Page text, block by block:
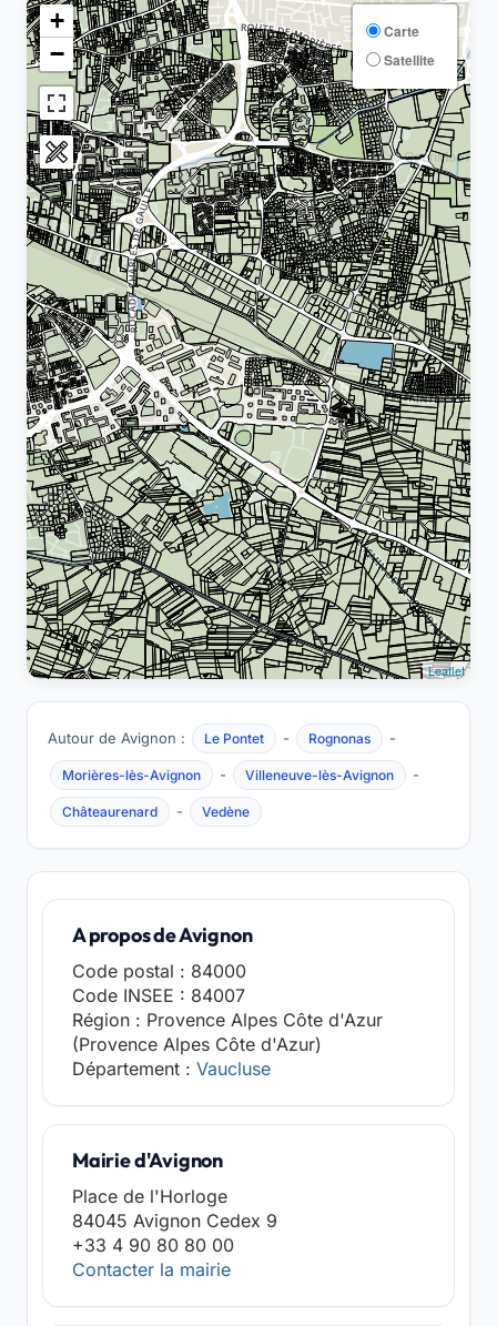
+
−
Carte
Satellite
Leaflet
Autour de Avignon : Le Pontet - Rognonas -
Morières-lès-Avignon - Villeneuve-lès-Avignon -
Châteaurenard - Vedène
A propos de Avignon
Code postal : 84000
Code INSEE : 84007
Région : Provence Alpes Côte d'Azur
(Provence Alpes Côte d'Azur)
Département : Vaucluse
Mairie d'Avignon
Place de l'Horloge
84045 Avignon Cedex 9
+33 4 90 80 80 00
Contacter la mairie